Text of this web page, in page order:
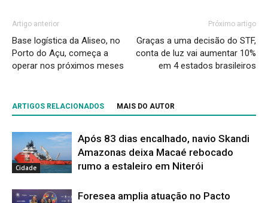
Artigo anterior
Base logística da Aliseo, no
Porto do Açu, começa a
operar nos próximos meses
Próximo artigo
Graças a uma decisão do STF,
conta de luz vai aumentar 10%
em 4 estados brasileiros
ARTIGOS RELACIONADOS MAIS DO AUTOR
Cidade
Após 83 dias encalhado, navio Skandi
Amazonas deixa Macaé rebocado
rumo a estaleiro em Niterói
Foresea amplia atuação no Pacto